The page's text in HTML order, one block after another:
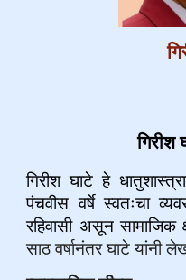
गिरीश
गिरीश घाटे हे
पंचवीस वर्षे स्वतःचा
रहिवासी असून सामाजिक
साठ वर्षानंतर घाटे यांनी